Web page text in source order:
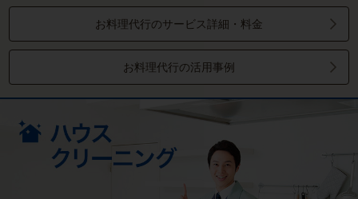
お料理代行のサービス詳細・料金
お料理代行の活用事例